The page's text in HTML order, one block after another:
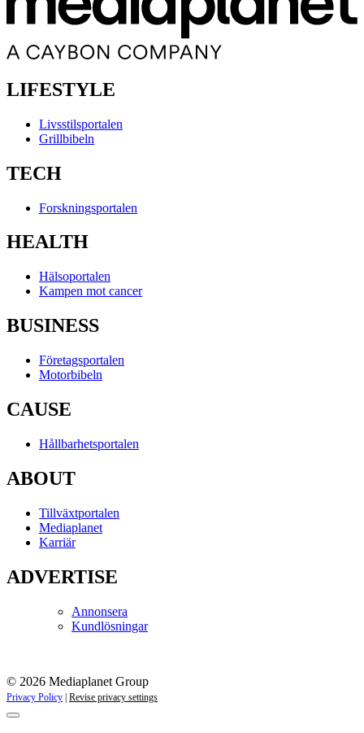
LIFESTYLE
Livsstilsportalen
Grillbibeln
TECH
Forskningsportalen
HEALTH
Hälsoportalen
Kampen mot cancer
BUSINESS
Företagsportalen
Motorbibeln
CAUSE
Hållbarhetsportalen
ABOUT
Tillväxtportalen
Mediaplanet
Karriär
ADVERTISE
Annonsera
Kundlösningar
© 2026 Mediaplanet Group
Privacy Policy | Revise privacy settings